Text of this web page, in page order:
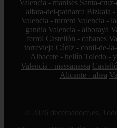
Valencia - manises Santa-
alfara-del-patriarca Bizkaia -
Valencia - torrent Valencia -
gandia Valencia - alboraya
ferrol Castellón - cabanes
torrevieja Cádiz - conil-de-
Albacete - hellín Toledo -
Valencia - massanassa
Alicante - altea
© 2026 deceroadoce.es.